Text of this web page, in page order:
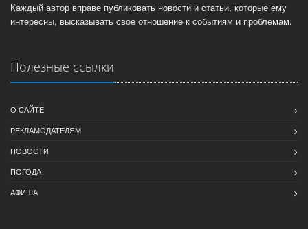
Каждый автор вправе публиковать новости и статьи, которые ему
интересны, высказывать свое отношение к событиям и проблемам.
Полезные ссылки
О САЙТЕ
РЕКЛАМОДАТЕЛЯМ
НОВОСТИ
ПОГОДА
АФИША